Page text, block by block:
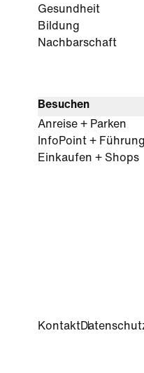
Gesundheit
Bildung
Nachbarschaft
Besuchen
Anreise + Parken
InfoPoint +
Einkaufen + Shops
Kontakt